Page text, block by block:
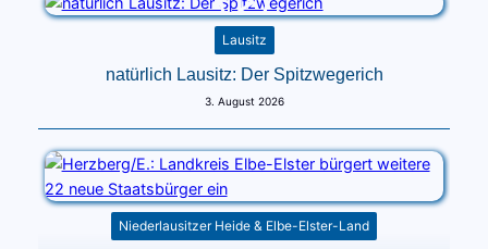
Lausitz
natürlich Lausitz: Der Spitzwegerich
3. August 2026
Niederlausitzer Heide & Elbe-Elster-Land